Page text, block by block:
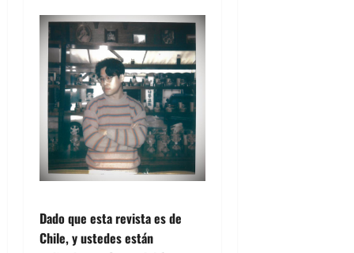
Dado que esta revista es de
Chile, y ustedes están